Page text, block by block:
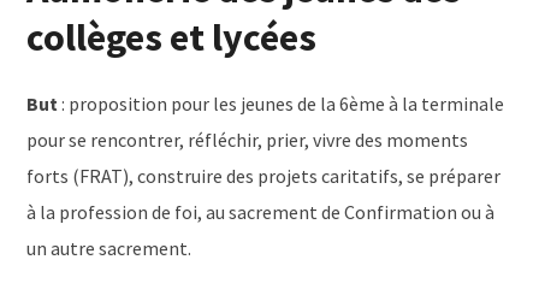
collèges et lycées
But: proposition pour les jeunes de la 6ème à la terminale
pour se rencontrer, réfléchir, prier, vivre des moments
forts (FRAT), construire des projets caritatifs, se préparer
à la profession de foi, au sacrement de Confirmation ou à
un autre sacrement.